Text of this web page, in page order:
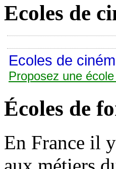
Ecoles de
Ecoles de
Proposez une
Écoles de
En France il